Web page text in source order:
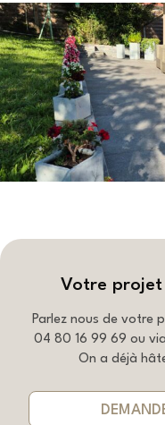
Votre projet
Parlez nous de votre
04 80 16 99 69 ou
On a déjà